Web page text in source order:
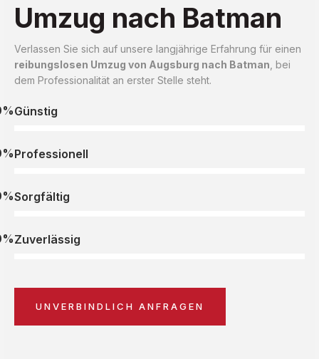
Umzug nach Batman
Verlassen Sie sich auf unsere langjährige Erfahrung für einen
reibungslosen Umzug von Augsburg nach Batman , bei
dem Professionalität an erster Stelle steht.
Günstig
Professionell
Sorgfältig
Zuverlässig
UNVERBINDLICH ANFRAGEN